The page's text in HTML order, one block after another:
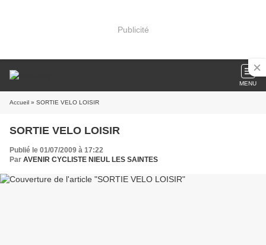
Publicité
MENU
Accueil » SORTIE VELO LOISIR
SORTIE VELO LOISIR
Publié le 01/07/2009 à 17:22
Par AVENIR CYCLISTE NIEUL LES SAINTES